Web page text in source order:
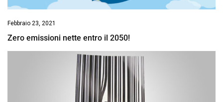
Febbraio 23, 2021
Zero emissioni nette entro il 2050!